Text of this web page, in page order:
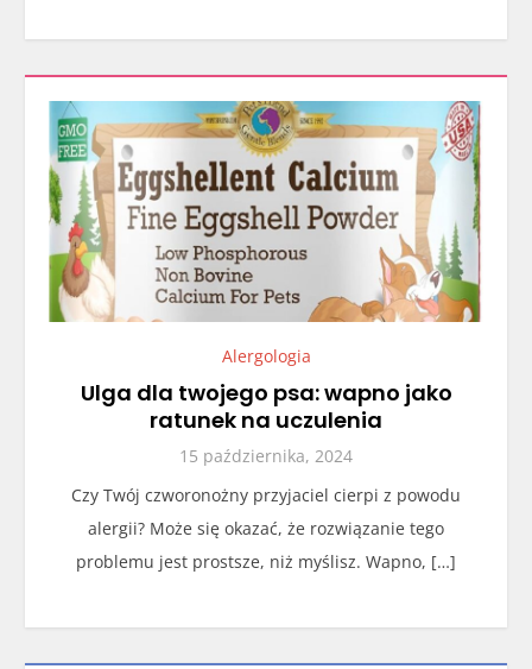
Alergologia
Ulga dla twojego psa: wapno jako
ratunek na uczulenia
15 października, 2024
Czy Twój czworonożny przyjaciel cierpi z powodu
alergii? Może się okazać, że rozwiązanie tego
problemu jest prostsze, niż myślisz. Wapno, […]